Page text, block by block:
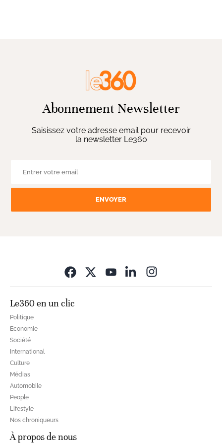
Abonnement Newsletter
Saisissez votre adresse email pour recevoir
la newsletter Le360
ENVOYER
Le360 en un clic
Politique
Economie
Société
International
Culture
Médias
Automobile
People
Lifestyle
Nos chroniqueurs
À propos de nous